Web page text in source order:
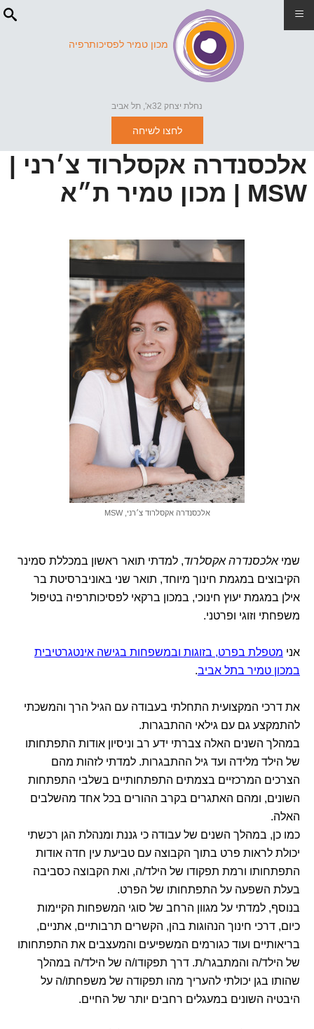
מכון טמיר לפסיכותרפיה
נחלת יצחק 32א', תל אביב
לחצו לשיחה
אלכסנדרה אקסלרוד צ׳רני |
MSW | מכון טמיר ת״א
אלכסנדרה אקסלרוד צ׳רני, MSW
שמיאלכסנדרה אקסלרוד, למדתי תואר ראשון במכללת סמינר
הקיבוצים במגמת חינוך מיוחד, תואר שני באוניברסיטת בר
אילן במגמת יעוץ חינוכי, במכון ברקאי לפסיכותרפיה בטיפול
משפחתי וזוגי ופרטני.
אני מטפלת בפרט, בזוגות ובמשפחות בגישה אינטגרטיבית
במכון טמיר בתל אביב.
את דרכי המקצועית התחלתי בעבודה עם הגיל הרך והמשכתי
להתמקצע גם עם גילאי ההתבגרות.
במהלך השנים האלה צברתי ידע רב וניסיון אודות התפתחותו
של הילד מלידה ועד גיל ההתבגרות. למדתי לזהות מהם
הצרכים המרכזיים בצמתים התפתחותיים בשלבי התפתחות
השונים, ומהם האתגרים בקרב ההורים בכל אחד מהשלבים
האלה.
כמו כן, במהלך השנים של עבודה כי גננת ומנהלת הגן רכשתי
יכולת לראות פרט בתוך הקבוצה עם טביעת עין חדה אודות
התפתחותו ורמת תפקודו של הילד/ה, ואת הקבוצה כסביבה
בעלת השפעה על התפתחותו של הפרט.
בנוסף, למדתי על מגוון הרחב של סוגי המשפחות הקיימות
כיום, דרכי חינוך הנהוגות בהן, הקשרים תרבותיים, אתניים,
בריאותיים ועוד כגורמים המשפיעים והמעצבים את התפתחותו
של הילד/ה והמתבגר/ת. דרך תפקודו/ה של הילד/ה במהלך
שהותו בגן יכולתי להעריך מהו תפקודה של משפחתו/ה על
היבטיה השונים במעגלים רחבים יותר של החיים.
≡